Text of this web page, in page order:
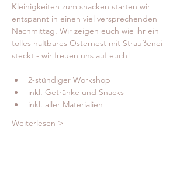
Kleinigkeiten zum snacken starten wir
entspannt in einen viel versprechenden
Nachmittag. Wir zeigen euch wie ihr ein
tolles haltbares Osternest mit Straußenei
steckt - wir freuen uns auf euch!
2-stündiger Workshop
inkl. Getränke und Snacks
inkl. aller Materialien
Weiterlesen >